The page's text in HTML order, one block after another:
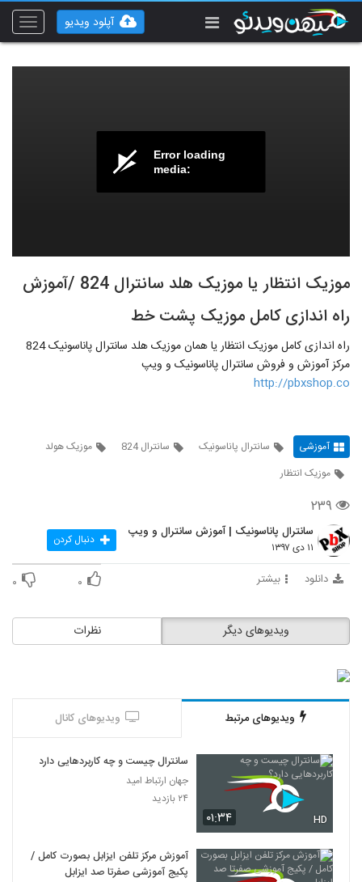
Toggle
آپلود ویدیو
Error loading
media:
موزیک انتظار یا موزیک هلد سانترال 824 /آموزش
راه اندازی کامل موزیک پشت خط
راه اندازی کامل موزیک انتظار یا همان موزیک هلد سانترال پاناسونیک 824
مرکز آموزش و فروش سانترال پاناسونیک و ویپ
http://pbxshop.co
آموزشی سانترال پاناسونیک سانترال 824
موزیک هولد
موزیک انتظار
۲۳۹
سانترال پاناسونیک | آموزش سانترال و ویپ
۱۱ دی ۱۳۹۷ دنبال کردن
دانلود بیشتر ۰ ۰
نظرات ویدیوهای دیگر
ویدیوهای مرتبط ویدیوهای کانال
۰۱:۳۴ HD
سانترال چیست و چه کاربردهایی دارد؟
جهان ارتباط امید
۲۴ بازدید
آموزش مرکز تلفن ایزابل بصورت کامل /
پکیج آموزشی صفرتا صد ایزابل